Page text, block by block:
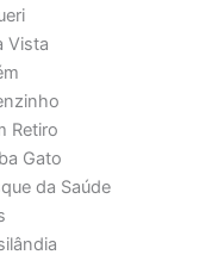
Vista
Retiro
Gato
da Saúde